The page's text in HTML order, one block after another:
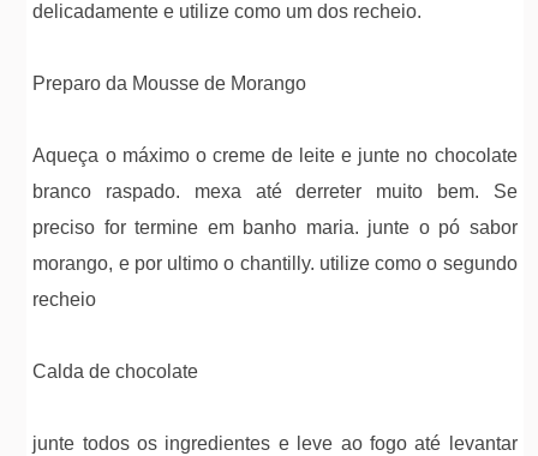
delicadamente e utilize como um dos recheio.
Preparo da Mousse de Morango
Aqueça o máximo o creme de leite e junte no chocolate
branco raspado. mexa até derreter muito bem. Se
preciso for termine em banho maria. junte o pó sabor
morango, e por ultimo o chantilly. utilize como o segundo
recheio
Calda de chocolate
junte todos os ingredientes e leve ao fogo até levantar